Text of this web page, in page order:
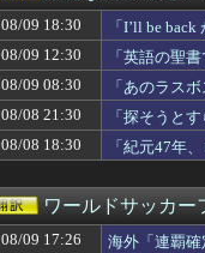
【海外の反応】吉田のレッ
焦げだらけの業務用鉄板
【ヤニねこ】第6話に『我
韓国人「日本人女性逮捕
中国人「サッカーで日本
海外「これ見て人生観変わ
【朗報】韓国人「日本の
海外「ムネ砲」村上宗隆
【MLB】ドジャースファ
佐々木朗希のグローブの
【衝撃】韓国人「日本の
08/09 18:30
「I’ll be
08/09 12:30
「英語の聖
08/09 08:30
「あのラス
08/08 21:30
「探そうと
08/08 18:30
「紀元47年
ワールドサッカー
08/09 17:26
海外「連覇確